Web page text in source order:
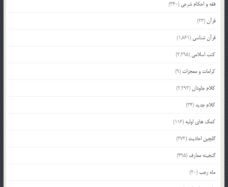
فقه و احکام شرعی (340)
قرآن(23)
قرآن شناسی (1,861)
کتب اسلامی (2,295)
کرامات و معجزات (9)
کلام جاودان(2,293)
کلام جدید(34)
کمک های اولیه (116)
گلچین احادیث (372)
گنجینه معارف (495)
ماه رجب(20)